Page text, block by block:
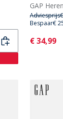
GAP
Adviesprijs
Bespaar€
Current
€ 34,99